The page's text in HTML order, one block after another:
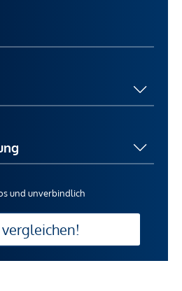
und unverbindlich
vergleichen!